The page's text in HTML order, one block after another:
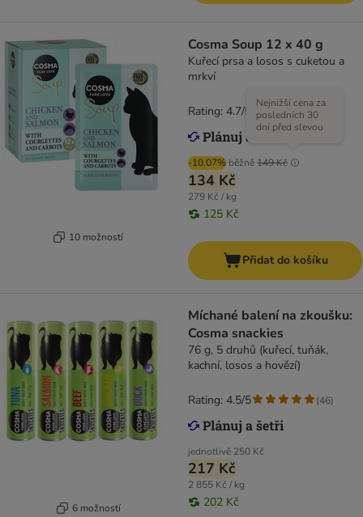
10 možností
Cosma Soup 12 x 40 g
Kuřecí prsa a losos s cuketou a
mrkví
-10.07% běžně149 Kč
Nejnižší cena za
posledních 30
dní před slevou
134 Kč
279 Kč / kg
125 Kč
Rating: 4.7/5 (
Přidat do košíku
6 možností
Míchané balení na zkoušku:
Cosma snackies
76 g, 5 druhů (kuřecí, tuňák,
kachní, losos a hovězí)
jednotlivě 250 Kč
217 Kč
2 855 Kč / kg
202 Kč
Rating: 4.5/5 (46)